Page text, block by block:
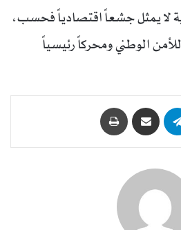
لا يمثل جشعاً اقتصادياً فحسب،
الوطني ومحركاً رئيسياً